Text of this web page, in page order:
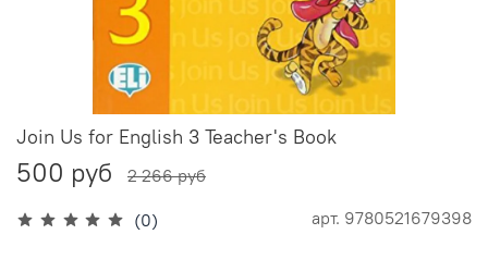
(0) арт. 9780521679398
Join Us for English 3 Teacher's Book
500 руб 2 266 руб